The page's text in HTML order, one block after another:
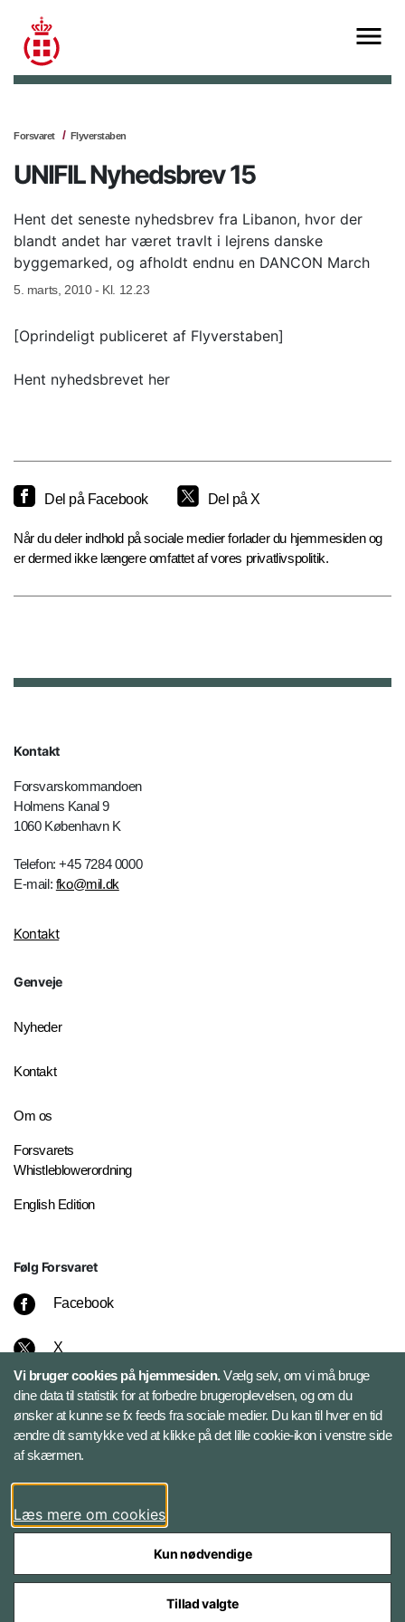
Forsvaret Flyverstaben
UNIFIL Nyhedsbrev 15
Hent det seneste nyhedsbrev fra Libanon, hvor der
blandt andet har været travlt i lejrens danske
byggemarked, og afholdt endnu en DANCON March
5. marts, 2010 - Kl. 12.23
[Oprindeligt publiceret af Flyverstaben]
Hent nyhedsbrevet her
Del på Facebook Del på X
Når du deler indhold på sociale medier forlader du hjemmesiden og
er dermed ikke længere omfattet af vores privatlivspolitik.
Kontakt
Forsvarskommandoen
Holmens Kanal 9
1060 København K
Telefon: +45 7284 0000
E-mail: fko@mil.dk
Kontakt
Genveje
Nyheder
Kontakt
Om os
Forsvarets
Whistleblowerordning
English Edition
Følg Forsvaret
Facebook
X
Instagram
Bluesky
LinkedIn
Vi bruger cookies på hjemmesiden.Vælg selv, om vi må bruge
dine data til statistik for at forbedre brugeroplevelsen, og om du
ønsker at kunne se fx feeds fra sociale medier. Du kan til hver en tid
ændre dit samtykke ved at klikke på det lille cookie-ikon i venstre side
af skærmen.
Læs mere om cookies
Kun nødvendige
Tillad valgte